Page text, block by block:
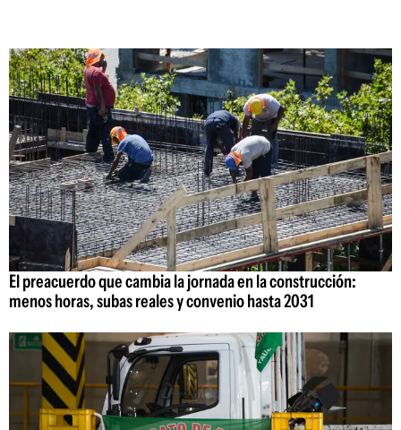
El preacuerdo que cambia la jornada en la construcción:
menos horas, subas reales y convenio hasta 2031